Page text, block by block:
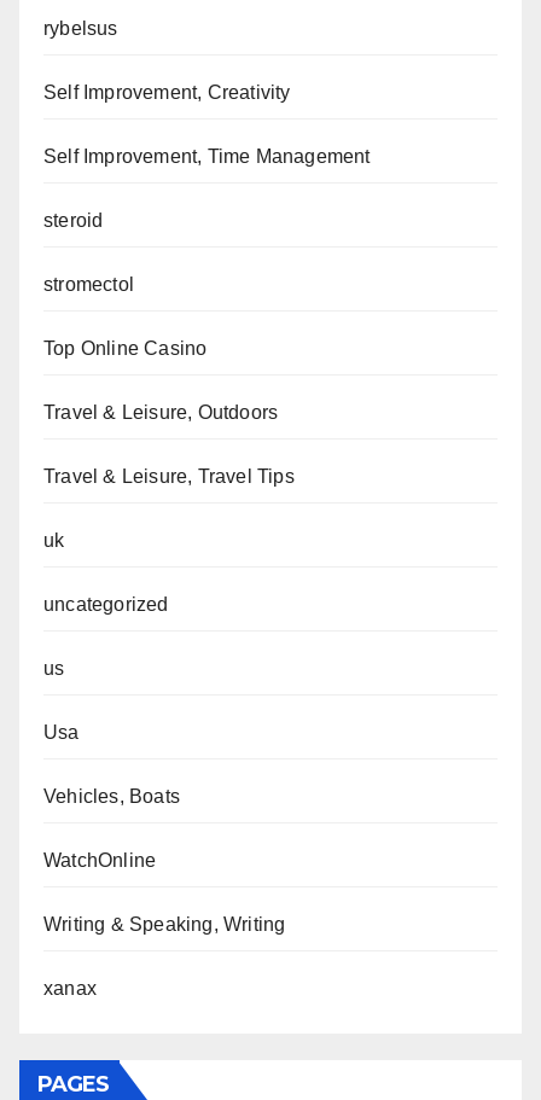
rybelsus
Self Improvement, Creativity
Self Improvement, Time Management
steroid
stromectol
Top Online Casino
Travel & Leisure, Outdoors
Travel & Leisure, Travel Tips
uk
uncategorized
us
Usa
Vehicles, Boats
WatchOnline
Writing & Speaking, Writing
xanax
PAGES